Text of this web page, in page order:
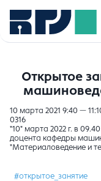
Открытое
10 марта 2021 9:40 —
0316
"10" марта 2022 г. в
доцента кафедры
"Материаловедение и
#открытое_занятие